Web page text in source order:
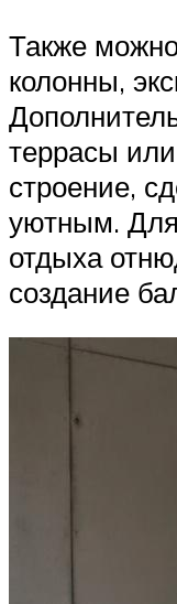
Также
колонны,
террасы
строение,
уютным. Для
отдыха
создание